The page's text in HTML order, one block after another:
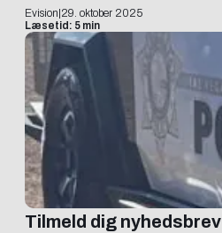
Evision 29. oktober 2025
Læsetid: 5 min
Tilmeld dig nyhedsbrev